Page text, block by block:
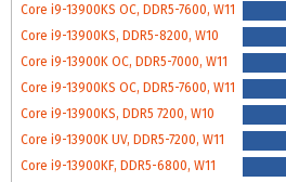
Core i9-13900KS OC, DDR5-7600, W11
Core i9-13900KS, DDR5-8200, W10
Core i9-13900K OC, DDR5-7000, W11
Core i9-13900KS OC, DDR5-7600, W11
Core i9-13900KS, DDR5 7200, W10
Core i9-13900K UV, DDR5-7200, W11
Core i9-13900KF, DDR5-6800, W11